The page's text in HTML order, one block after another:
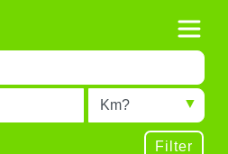
results.
results.
Radius
Filter